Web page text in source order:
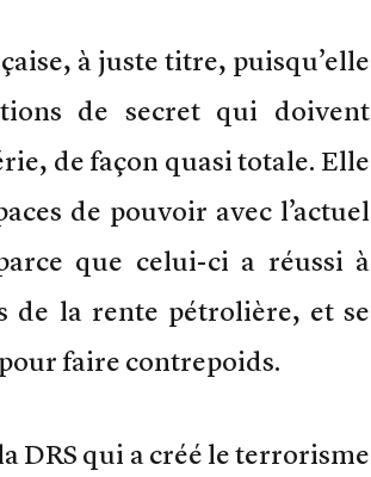
à juste titre, puisqu’elle
de secret qui doivent
de façon quasi totale. Elle
de pouvoir avec l’actuel
que celui-ci a réussi à
de la rente pétrolière, et se
faire contrepoids.
DRS qui a créé le terrorisme